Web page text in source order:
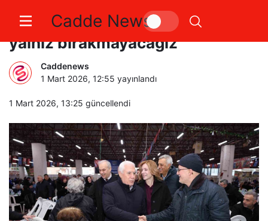
Cadde News
Başkan Bozbey: “Üreticimizi asla
yalnız bırakmayacağız”
Caddenews
1 Mart 2026, 12:55 yayınlandı
1 Mart 2026, 13:25 güncellendi